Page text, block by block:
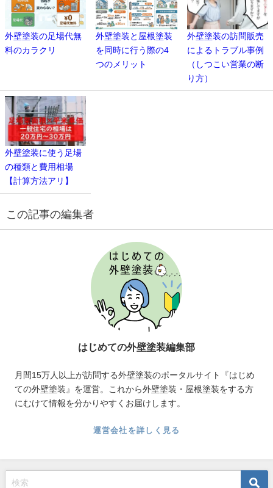
外壁塗装の足場代無
料のカラクリ
外壁塗装と屋根塗装
を同時に行う際の4
つのメリット
外壁塗装の訪問販売
によるトラブル事例
（しつこい営業の断
り方）
外壁塗装に使う足場
の種類と費用相場
【計算方法アリ】
この記事の編集者
はじめての外壁塗装編集部
月間15万人以上が訪問する外壁塗装のポータルサイト『はじめ
ての外壁塗装』を運営。これから外壁塗装・屋根塗装をする方
にむけて情報を分かりやすくお届けします。
運営会社を詳しく見る